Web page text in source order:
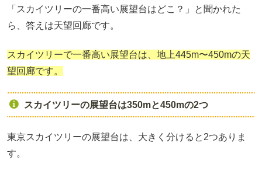
「スカイツリーの一番高い展望台はどこ？」と聞かれた
ら、答えは天望回廊です。
スカイツリーで一番高い展望台は、地上445m〜450mの天
望回廊です。
スカイツリーの展望台は350mと450mの2つ
東京スカイツリーの展望台は、大きく分けると2つありま
す。